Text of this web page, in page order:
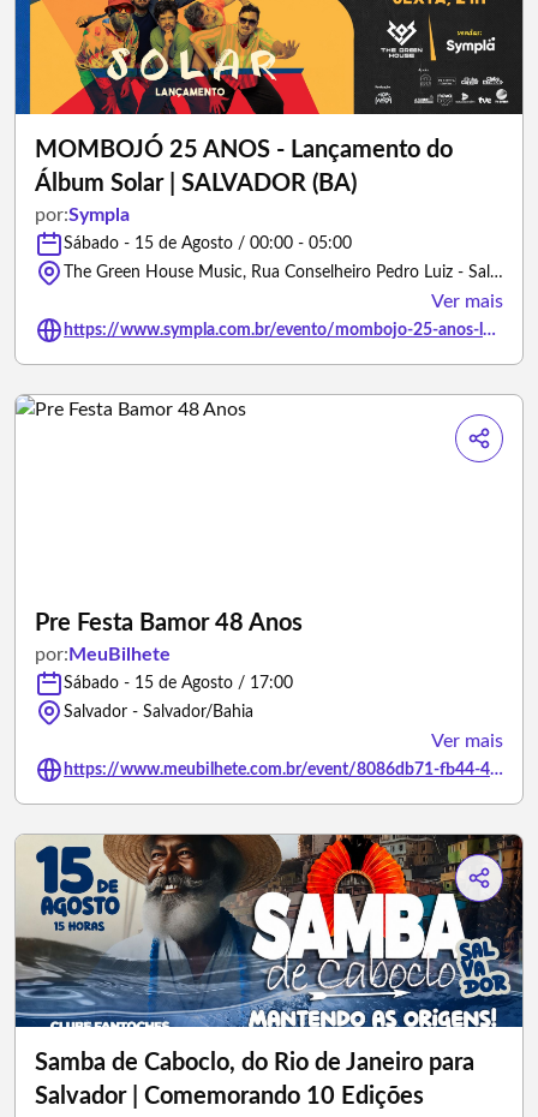
MOMBOJÓ 25 ANOS - Lançamento do
Álbum Solar | SALVADOR (BA)
por:Sympla
Sábado - 15 de Agosto / 00:00 - 05:00
The Green House Music, Rua Conselheiro Pedro Luiz - Salvador/Bahia
Ver mais
https://www.sympla.com.br/evento/mombojo-25-anos-lancamento-do-album-solar-salvador-ba/3493005
Pre Festa Bamor 48 Anos
por: MeuBilhete
Sábado - 15 de Agosto / 17:00
Salvador - Salvador/Bahia
Ver mais
https://www.meubilhete.com.br/event/8086db71-fb44-42d5-95a4-ef5af6915986
Samba de Caboclo, do Rio de Janeiro para
Salvador | Comemorando 10 Edições